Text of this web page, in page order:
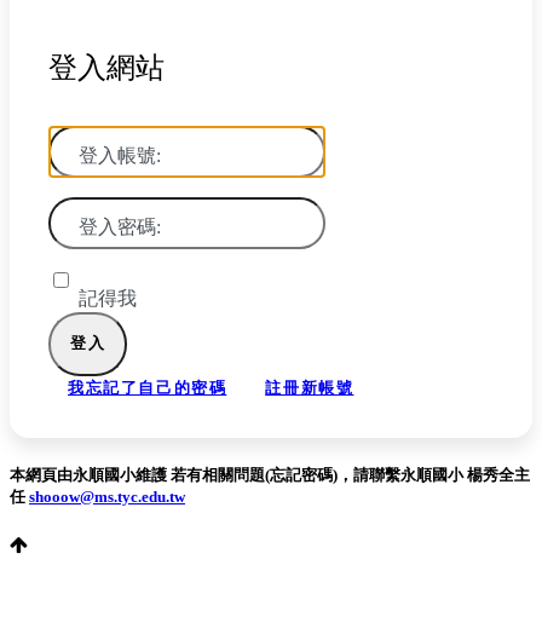
登入網站
登入帳號:
登入密碼:
記得我
我忘記了自己的密碼 註冊新帳號
本網頁由永順國小維護 若有相關問題(忘記密碼)，請聯繫永順國小 楊秀全主
任shooow@ms.tyc.edu.tw